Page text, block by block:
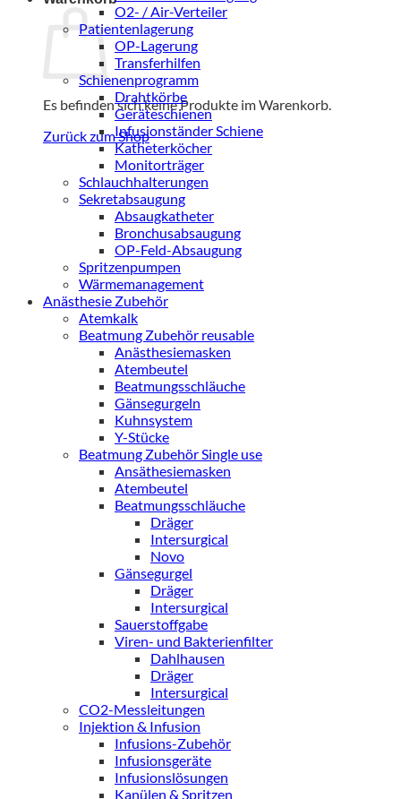
Es befinden sich keine Produkte im Warenkorb.
Zurück zum Shop
O2- / Air-Verteiler
Patientenlagerung
OP-Lagerung
Transferhilfen
Schienenprogramm
Drahtkörbe
Geräteschienen
Infusionständer Schiene
Katheterköcher
Monitorträger
Schlauchhalterungen
Sekretabsaugung
Absaugkatheter
Bronchusabsaugung
OP-Feld-Absaugung
Spritzenpumpen
Wärmemanagement
Anästhesie Zubehör
Atemkalk
Beatmung Zubehör reusable
Anästhesiemasken
Atembeutel
Beatmungsschläuche
Gänsegurgeln
Kuhnsystem
Y-Stücke
Beatmung Zubehör Single use
Ansäthesiemasken
Atembeutel
Beatmungsschläuche
Dräger
Intersurgical
Novo
Gänsegurgel
Dräger
Intersurgical
Sauerstoffgabe
Viren- und Bakterienfilter
Dahlhausen
Dräger
Intersurgical
CO2-Messleitungen
Injektion & Infusion
Infusions-Zubehör
Infusionsgeräte
Infusionslösungen
Kanülen & Spritzen